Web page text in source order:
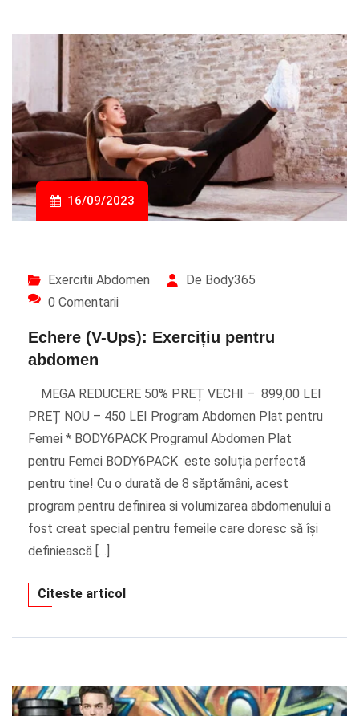
16/09/2023
Exercitii Abdomen
De Body365
0 Comentarii
Echere (V-Ups): Exercițiu pentru
abdomen
MEGA REDUCERE 50% PREȚ VECHI – 899,00 LEI
PREȚ NOU – 450 LEI Program Abdomen Plat pentru
Femei * BODY6PACK Programul Abdomen Plat
pentru Femei BODY6PACK este soluția perfectă
pentru tine! Cu o durată de 8 săptămâni, acest
program pentru definirea si volumizarea abdomenului a
fost creat special pentru femeile care doresc să își
definiească […]
Citeste articol